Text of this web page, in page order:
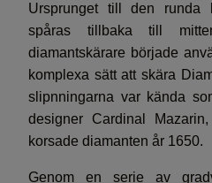
Ursprunget till den runda
spåras tillbaka till
diamantskärare började
komplexa sätt att skära
slipnningarna var kända
designer Cardinal
korsade diamanten år 1650.
Genom en serie av